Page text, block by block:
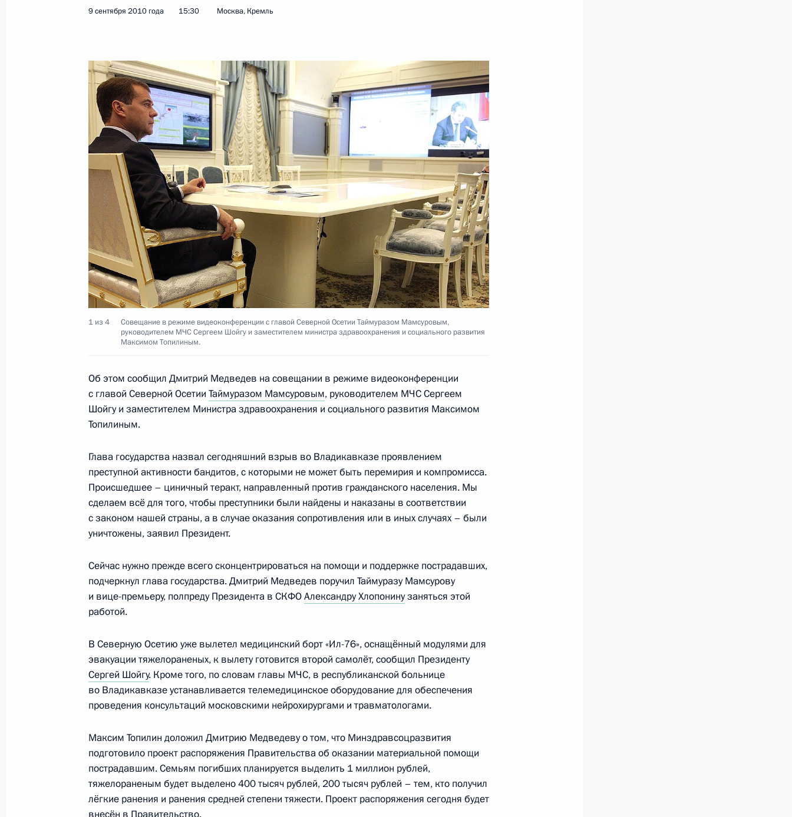
Национального антитеррористического комитета
22 февраля 2011 года, 16:00
По распоряжению Дмитрия Медведева директор ФСБ России
Александр Бортников прибыл во Владикавказ
9 сентября 2010 года, 20:00
Совещание в связи с терактом во Владикавказе
9 сентября 2010 года, 15:30
Дмитрий Медведев дал поручения в связи с терактом
во Владикавказе
9 сентября 2010 года, 12:45
Дмитрий Медведев внёс кандидатуру Таймураза Мамсурова для
наделения его полномочиями Главы Республики Северная
Осетия – Алания
Дмитрий Медведев встретился с руководством партии «Единая
Россия»
12 апреля 2010 года, 15:10
Рабочая встреча с Главой Республики Северная Осетия – Алания
Таймуразом Мамсуровым
Из беседы с жителями Южной Осетии
8 августа 2009 года, 16:30
Выступление на приёме в честь российских военнослужащих
8 августа 2009 года, 16:20
9 сентября 2010 года 15:30 Москва, Кремль
1 из 4
Совещание в режиме видеоконференции с главой Северной Осетии Таймуразом Мамсуровым,
руководителем МЧС Сергеем Шойгу и заместителем министра здравоохранения и социального развития
Максимом Топилиным.
Об этом сообщил Дмитрий Медведев на совещании в режиме видеоконференции
с главой Северной Осетии Таймуразом Мамсуровым, руководителем МЧС Сергеем
Шойгу и заместителем Министра здравоохранения и социального развития Максимом
Топилиным.
Глава государства назвал сегодняшний взрыв во Владикавказе проявлением
преступной активности бандитов, с которыми не может быть перемирия и компромисса.
Происшедшее – циничный теракт, направленный против гражданского населения. Мы
сделаем всё для того, чтобы преступники были найдены и наказаны в соответствии
с законом нашей страны, а в случае оказания сопротивления или в иных случаях – были
уничтожены, заявил Президент.
Сейчас нужно прежде всего сконцентрироваться на помощи и поддержке пострадавших,
подчеркнул глава государства. Дмитрий Медведев поручил Таймуразу Мамсурову
и вице-премьеру, полпреду Президента в СКФОАлександру Хлопонинузаняться этой
работой.
В Северную Осетию уже вылетел медицинский борт «Ил-76», оснащённый модулями для
эвакуации тяжелораненых, к вылету готовится второй самолёт, сообщил Президенту
Сергей Шойгу. Кроме того, по словам главы МЧС, в республиканской больнице
во Владикавказе устанавливается телемедицинское оборудование для обеспечения
проведения консультаций московскими нейрохирургами и травматологами.
Максим Топилин доложил Дмитрию Медведеву о том, что Минздравсоцразвития
подготовило проект распоряжения Правительства об оказании материальной помощи
пострадавшим. Семьям погибших планируется выделить 1 миллион рублей,
тяжелораненым будет выделено 400 тысяч рублей, 200 тысяч рублей – тем, кто получил
лёгкие ранения и ранения средней степени тяжести. Проект распоряжения сегодня будет
внесён в Правительство.